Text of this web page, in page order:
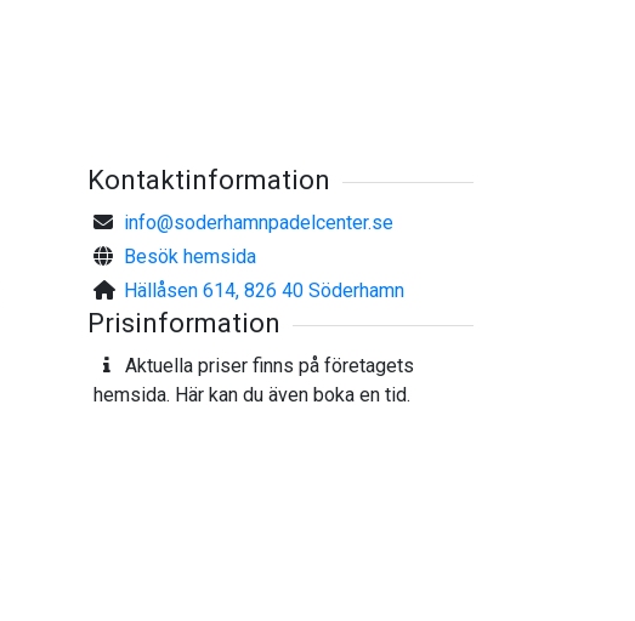
Kontaktinformation
info@soderhamnpadelcenter.se
Besök hemsida
Hällåsen 614, 826 40 Söderhamn
Prisinformation
Aktuella priser finns på företagets
hemsida. Här kan du även boka en tid.